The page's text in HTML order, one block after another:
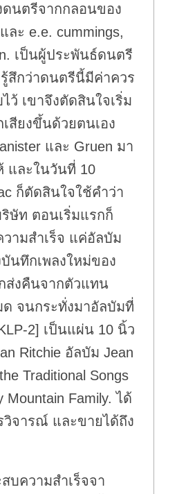
ดนตรีจากกลอนของ
ละ e.e. cummings,
เป็นผู้ประพันธ์ดนตรี
สึกว่าดนตรีนี้มีค่าควร
ว้ เขาจึงตัดสินใจเริ่ม
สียงขึ้นด้วยตนเอง
และ Gruen มา
และในวันที่ 10
ก็ตัดสินใจใช้คำว่า
ษัท ตอนเริ่มแรกก็
ามสำเร็จ แค่อัลบัม
นทึกเพลงใหม่ของ
ส่งคืนจากตัวแทน
ด จนกระทั่งมาอัลบัมที่
2] เป็นแผ่น 10 นิ้ว
Ritchie อัลบัม Jean
Traditional Songs
Mountain Family. ได้
วิจารณ์ และขายได้ถึง
บความสำเร็จจา